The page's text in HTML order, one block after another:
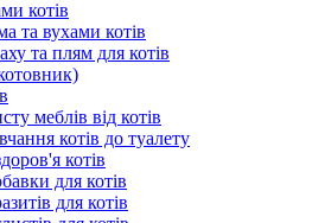
котів
та вухами котів
та плям для котів
меблів від котів
котів до туалету
котів
для котів
для котів